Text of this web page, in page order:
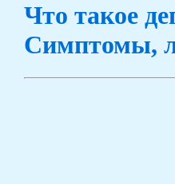
Что такое
Симптомы,